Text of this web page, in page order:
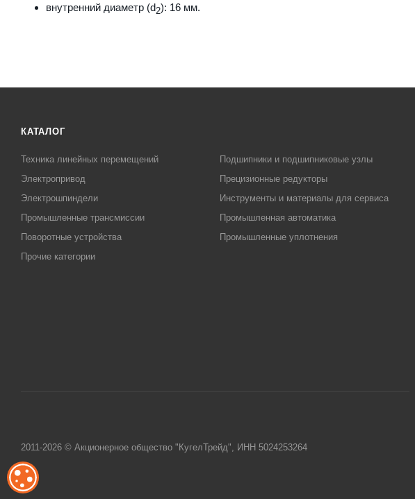
внутренний диаметр (d2): 16 мм.
КАТАЛОГ
Техника линейных перемещений
Подшипники и подшипниковые узлы
Электропривод
Прецизионные редукторы
Электрошпиндели
Инструменты и материалы для сервиса
Промышленные трансмиссии
Промышленная автоматика
Поворотные устройства
Промышленные уплотнения
Прочие категории
2011-2026 © Акционерное общество "КугелТрейд", ИНН 5024253264
ОБРАБОТКА ФАЙЛОВ COOKIE